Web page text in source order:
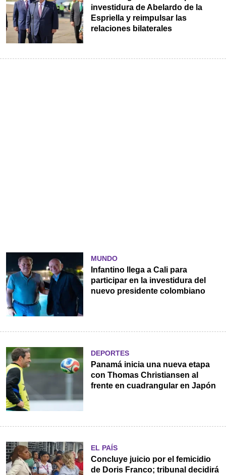
investidura de Abelardo de la
Espriella y reimpulsar las
relaciones bilaterales
MUNDO
Infantino llega a Cali para
participar en la investidura del
nuevo presidente colombiano
DEPORTES
Panamá inicia una nueva etapa
con Thomas Christiansen al
frente en cuadrangular en Japón
EL PAÍS
Concluye juicio por el femicidio
de Doris Franco; tribunal decidirá